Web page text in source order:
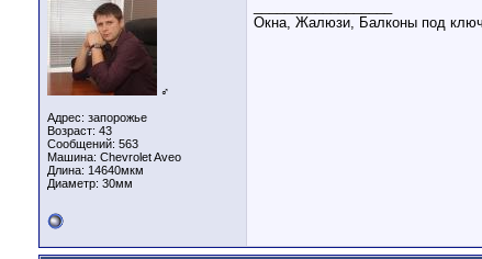
♂
Адрес: запорожье
Возраст: 43
Сообщений: 563
Машина: Chevrolet Aveo
Длина: 14640мкм
Диаметр: 30мм
Окна, Жалюзи, Балконы под